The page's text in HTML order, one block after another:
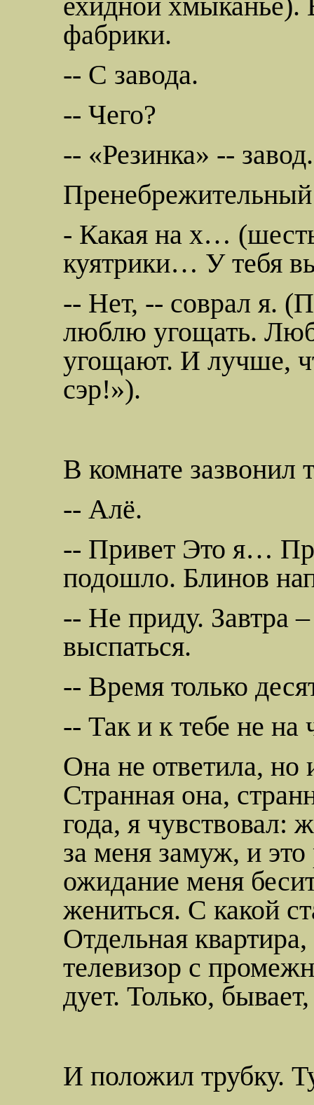
фабрики.
-- С завода.
-- Чего?
-- «Резинка» -- завод.
- Какая на х…
куятрики… У тебя
-- Нет, -- соврал я.
люблю угощать.
угощают. И лучше,
сэр!»).
В комнате зазвонил
-- Алё.
-- Привет Это я…
подошло. Блинов
-- Не приду. Завтра
выспаться.
-- Время только
-- Так и к тебе не на
Она не ответила, но
Странная она,
года, я чувствовал:
за меня замуж, и
ожидание меня
жениться. С какой
Отдельная
телевизор с
дует. Только,
И положил трубку.